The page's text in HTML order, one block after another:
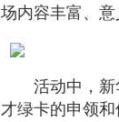
场内容丰富、意
活动中，
才绿卡的申领